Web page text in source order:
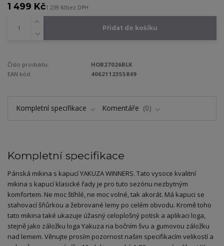
1 499 Kč1 239 Kčbez DPH
Přidat do košíku
Číslo produktu:
HOB27026BLK
EAN kód:
4062112355849
Kompletní specifikace Komentáře 0
Kompletní specifikace
Pánská mikina s kapucí YAKUZA WINNERS. Tato vysoce kvalitní
mikina s kapucí klasické řady je pro tuto sezónu nezbytným
komfortem. Ne moc štíhlé, ne moc volné, tak akorát. Má kapuci se
stahovací šňůrkou a žebrované lemy po celém obvodu. Kromě toho
tato mikina také ukazuje úžasný celoplošný potisk a aplikaci loga,
stejně jako záložku loga Yakuza na bočním švu a gumovou záložku
nad lemem. Věnujte prosím pozornost našim specifikacím velikostí a